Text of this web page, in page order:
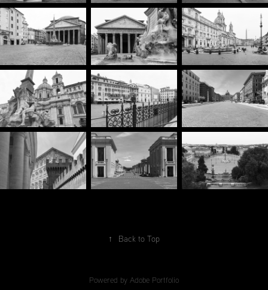
↑ Back to Top
Powered by Adobe Portfolio